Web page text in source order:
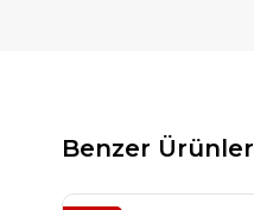
Benzer Ürünler